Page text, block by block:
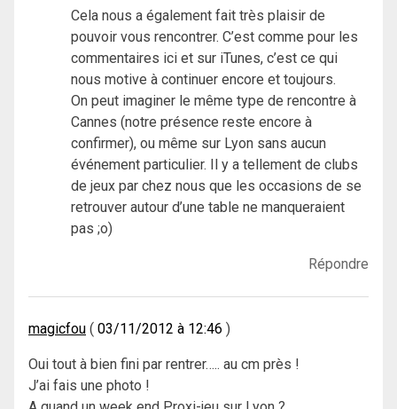
Cela nous a également fait très plaisir de
pouvoir vous rencontrer. C’est comme pour les
commentaires ici et sur iTunes, c’est ce qui
nous motive à continuer encore et toujours.
On peut imaginer le même type de rencontre à
Cannes (notre présence reste encore à
confirmer), ou même sur Lyon sans aucun
événement particulier. Il y a tellement de clubs
de jeux par chez nous que les occasions de se
retrouver autour d’une table ne manqueraient
pas ;o)
Répondre
magicfou 03/11/2012 à 12:46
Oui tout à bien fini par rentrer….. au cm près !
J’ai fais une photo !